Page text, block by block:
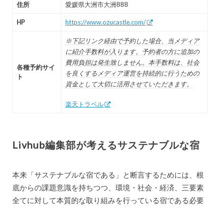
住所 愛媛県大洲市大洲888
HP https://www.ozucastle.com/
各種予約サイ
ト
※下記リンク経由で予約した場合、当メディア
に紹介手数料が入ります。予約者の方に追加の
費用負担は発生致しません。本手数料は、社会
を良くするメディア運営を持続的に行うための
資金として大切に活用させていただきます。
楽天トラベル
Livhub編集部が考えるサステナブルな宿
本来「サステナブルな宿である」と断言するためには、根
底からの課題意識を持ちつつ、環境・社会・経済、三要素
全てに対して本質的な取り組みを行っている宿である必要